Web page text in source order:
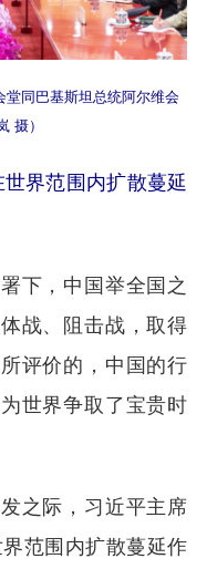
同巴基斯坦总统阿尔维会
摄）
界范围内扩散蔓延
，中国举全国之
战、阻击战，取得
评价的，中国的行
世界争取了宝贵时
之际，习近平主席
范围内扩散蔓延作